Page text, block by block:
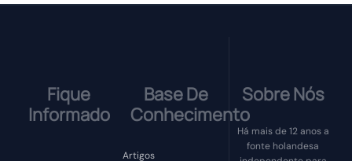
Fique
Informado
Base De
Conhecimento
Artigos
Sobre Nós
Há mais de 12 anos a
fonte holandesa